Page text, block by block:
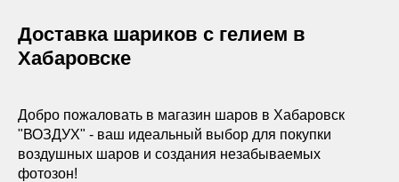
Доставка шариков с гелием в
Хабаровске
Добро пожаловать в магазин шаров в Хабаровск
"ВОЗДУХ" - ваш идеальный выбор для покупки
воздушных шаров и создания незабываемых
фотозон!